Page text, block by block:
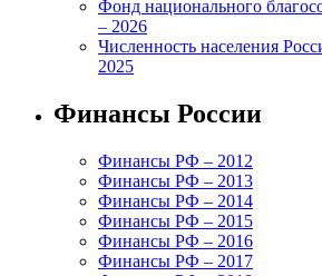
Фонд национального
– 2026
Численность населения
2025
Финансы России
Финансы РФ – 2012
Финансы РФ – 2013
Финансы РФ – 2014
Финансы РФ – 2015
Финансы РФ – 2016
Финансы РФ – 2017